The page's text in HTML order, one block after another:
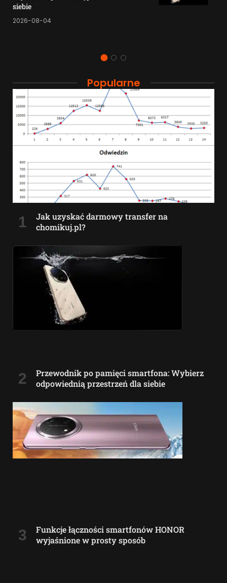
siebie
2026-08-04
Popularne
Jak uzyskać darmowy transfer na
chomikuj.pl?
Przewodnik po pamięci smartfona: Wybierz
odpowiednią przestrzeń dla siebie
Funkcje łączności smartfonów HONOR
wyjaśnione w prosty sposób